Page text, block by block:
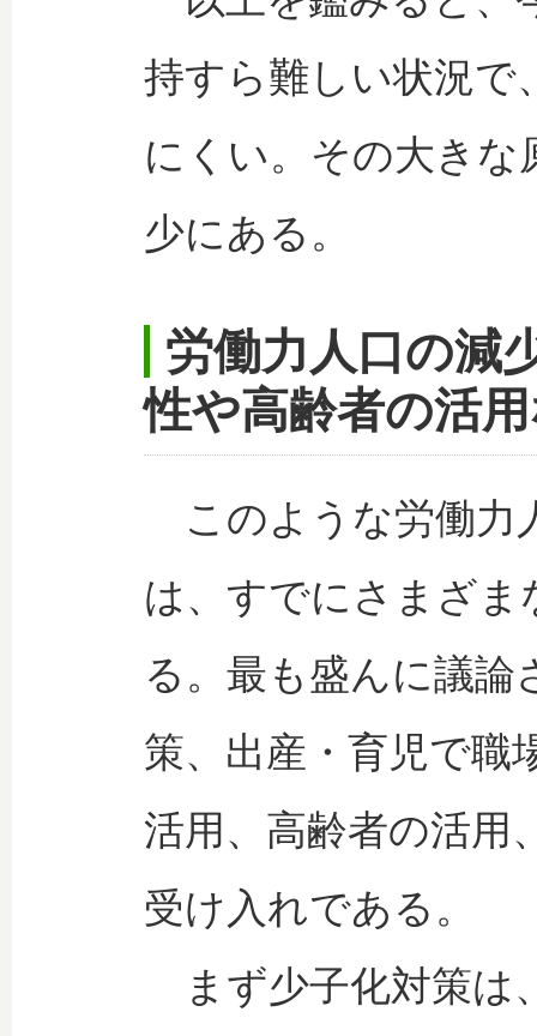
持すら難しい状況で
にくい。その大きな
少にある。
労働力人口の減
性や高齢者の活
このような労働力
は、すでにさまざ
る。最も盛んに議論
策、出産・育児で職
活用、高齢者の活用
受け入れである。
まず少子化対策は